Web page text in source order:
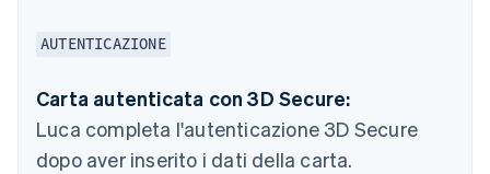
AUTENTICAZIONE
Carta autenticata con 3D Secure:
Luca completa l'autenticazione 3D Secure
dopo aver inserito i dati della carta.